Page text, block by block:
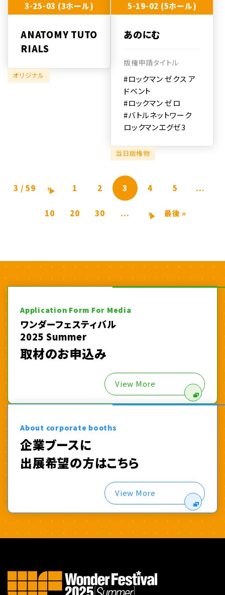
3-25-03 (3ホール)
ANATOMY TUTO
RIALS
オリジナル
5-19-02 (5ホール)
あのにむ
版権申請タイトル
#ロックマン ゼクス ア
ドベント
#ロックマン ゼロ
#バトルネットワーク
ロックマンエグゼ3
当日版権物
3 / 59 « 1 2 3 4 5 ...
10 20 30 ... » 最後 »
Application Form For Media
ワンダーフェスティバル
2025 Summer
取材のお申込み
View More
About corporate booths
企業ブースに
出展希望の方はこちら
View More